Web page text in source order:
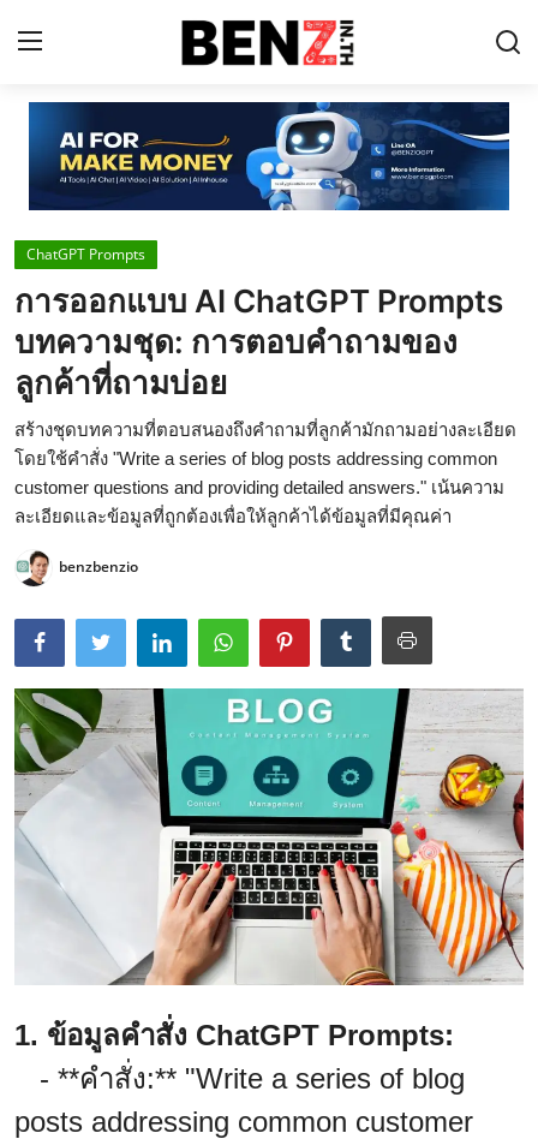
Home
Contact
AI Tools
ChatGPT Prompts
ข่าว AI รอบโลก
ThaiGPT Builder
คอร์สเรียน ChatGPT
ChatGPT Prompts
การออกแบบ AI ChatGPT Prompts
บทความชุด: การตอบคำถามของ
ลูกค้าที่ถามบ่อย
สร้างชุดบทความที่ตอบสนองถึงคำถามที่ลูกค้ามักถามอย่างละเอียด
โดยใช้คำสั่ง "Write a series of blog posts addressing common
customer questions and providing detailed answers." เน้นความ
ละเอียดและข้อมูลที่ถูกต้องเพื่อให้ลูกค้าได้ข้อมูลที่มีคุณค่า
benzbenzio
1. ข้อมูลคำสั่ง ChatGPT Prompts:
- **คำสั่ง:** "Write a series of blog
posts addressing common customer